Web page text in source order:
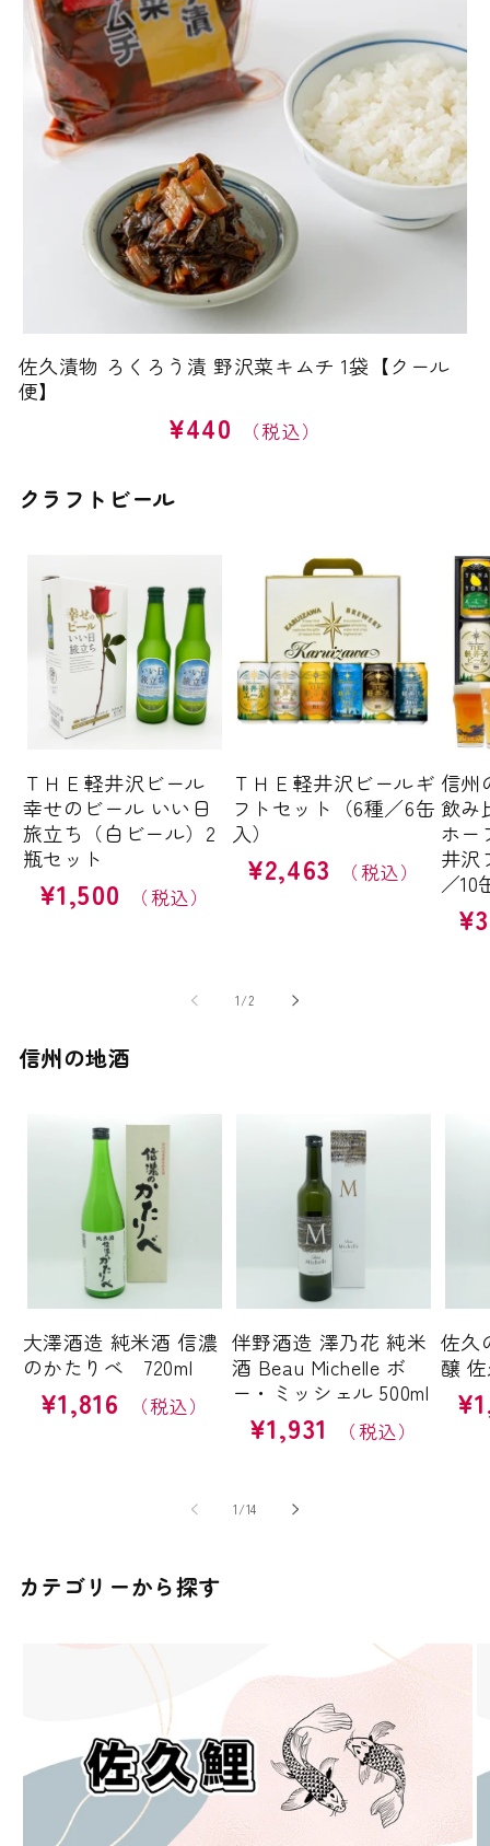
佐久漬物 ろくろう漬 野沢菜キムチ 1袋【クール
便】
通
常
格
¥440
クラフトビール
ＴＨＥ軽井沢ビール
幸せのビール いい日
旅立ち（白ビール）2
瓶セット
通
常
¥1,500
ＴＨＥ軽井沢ビールギ
フトセット（6種／6缶
入）
通
常
¥2,463
信州
飲み
ホー
井沢
／10
通
常
1/の
2
信州の地酒
大澤酒造 純米酒 信濃
のかたりべ 720ml
通
常
¥1,816
伴野酒造 澤乃花 純米
酒 Beau Michelle ボ
ー・ミッシェル 500ml
通
常
格
¥1,931
佐
醸
通
常
1/の
14
カテゴリーから探す